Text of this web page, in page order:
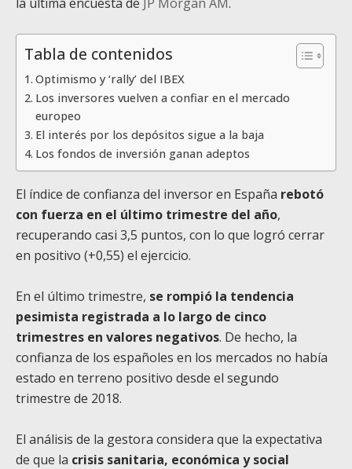
Tabla de contenidos
Optimismo y ‘rally’ del IBEX
Los inversores vuelven a confiar en el mercado
europeo
El interés por los depósitos sigue a la baja
Los fondos de inversión ganan adeptos
El índice de confianza del inversor en España rebotó
con fuerza en el último trimestre del año,
recuperando casi 3,5 puntos, con lo que logró cerrar
en positivo (+0,55) el ejercicio.
En el último trimestre, se rompió la tendencia
pesimista registrada a lo largo de cinco
trimestres en valores negativos. De hecho, la
confianza de los españoles en los mercados no había
estado en terreno positivo desde el segundo
trimestre de 2018.
El análisis de la gestora considera que la expectativa
de que la crisis sanitaria, económica y social